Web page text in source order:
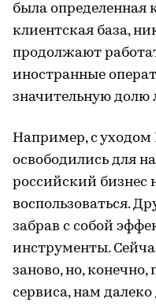
была определенная
клиентская база,
продолжают
иностранные
значительную долю
Например, с
освободились для
российский бизнес
воспользоваться.
забрав с собой
инструменты.
заново, но, конечно,
сервиса, нам